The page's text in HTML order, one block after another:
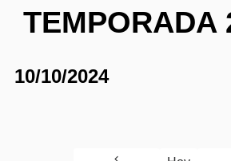
TEMPORADA
10/10/2024